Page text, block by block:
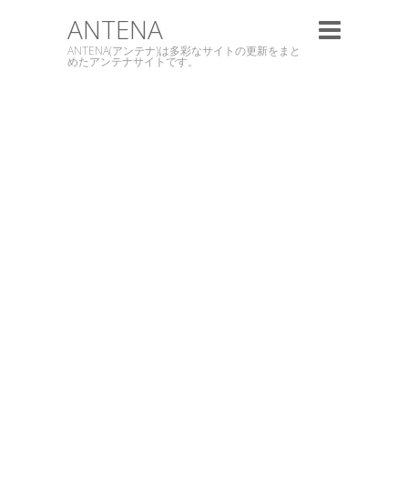
ANTENA
ANTENA(アンテナ)は多彩なサイトの更新をまと
めたアンテナサイトです。